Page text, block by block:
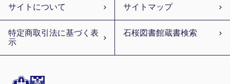
サイトについて サイトマップ
特定商取引法に基づく表
示
石桜図書館蔵書検索